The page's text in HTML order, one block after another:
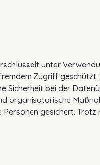
unter
Zugriff geschützt.
Sicherheit bei der
organisatorische
gesichert.